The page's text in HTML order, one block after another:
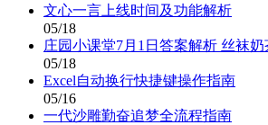
文心一言上线时间及功能解析
05/18
庄园小课堂7月1日答案解析 丝袜
05/18
Excel自动换行快捷键操作指南
05/16
一代沙雕勤奋追梦全流程指南